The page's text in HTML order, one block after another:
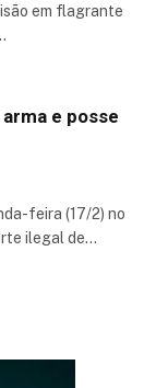
em flagrante
e posse
feira (17/2) no
ilegal de…